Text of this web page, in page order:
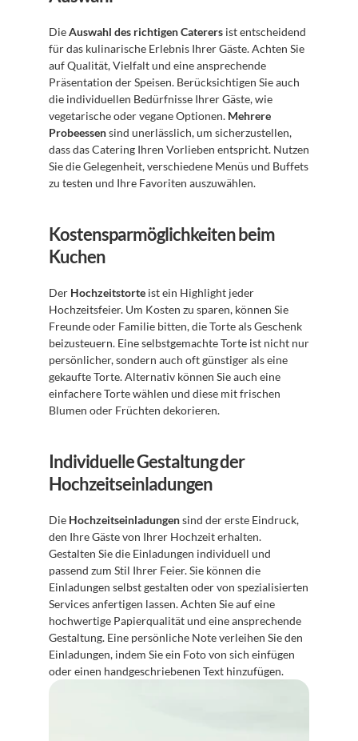
Die Auswahl des richtigen Caterers ist entscheidend
für das kulinarische Erlebnis Ihrer Gäste. Achten Sie
auf Qualität, Vielfalt und eine ansprechende
Präsentation der Speisen. Berücksichtigen Sie auch
die individuellen Bedürfnisse Ihrer Gäste, wie
vegetarische oder vegane Optionen. Mehrere
Probeessen sind unerlässlich, um sicherzustellen,
dass das Catering Ihren Vorlieben entspricht. Nutzen
Sie die Gelegenheit, verschiedene Menüs und Buffets
zu testen und Ihre Favoriten auszuwählen.
Kostensparmöglichkeiten beim
Kuchen
Der Hochzeitstorte ist ein Highlight jeder
Hochzeitsfeier. Um Kosten zu sparen, können Sie
Freunde oder Familie bitten, die Torte als Geschenk
beizusteuern. Eine selbstgemachte Torte ist nicht nur
persönlicher, sondern auch oft günstiger als eine
gekaufte Torte. Alternativ können Sie auch eine
einfachere Torte wählen und diese mit frischen
Blumen oder Früchten dekorieren.
Individuelle Gestaltung der
Hochzeitseinladungen
Die Hochzeitseinladungen sind der erste Eindruck,
den Ihre Gäste von Ihrer Hochzeit erhalten.
Gestalten Sie die Einladungen individuell und
passend zum Stil Ihrer Feier. Sie können die
Einladungen selbst gestalten oder von spezialisierten
Services anfertigen lassen. Achten Sie auf eine
hochwertige Papierqualität und eine ansprechende
Gestaltung. Eine persönliche Note verleihen Sie den
Einladungen, indem Sie ein Foto von sich einfügen
oder einen handgeschriebenen Text hinzufügen.